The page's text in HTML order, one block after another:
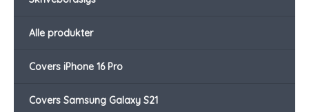
Alle produkter
Covers iPhone 16 Pro
Covers Samsung Galaxy S21